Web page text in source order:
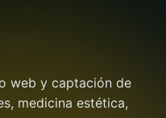
web y captación de
medicina estética,